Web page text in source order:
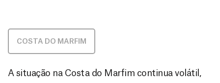
COSTA DO MARFIM
A situação na Costa do Marfim continua volátil,